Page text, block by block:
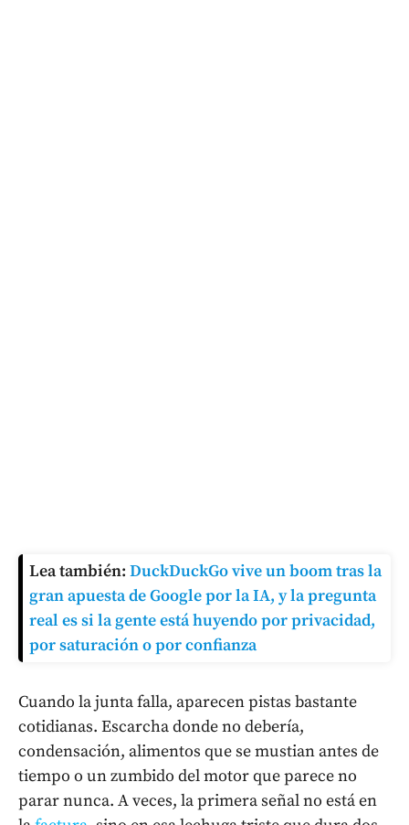
Lea también: DuckDuckGo vive un boom tras la
gran apuesta de Google por la IA, y la pregunta
real es si la gente está huyendo por privacidad,
por saturación o por confianza
Cuando la junta falla, aparecen pistas bastante
cotidianas. Escarcha donde no debería,
condensación, alimentos que se mustian antes de
tiempo o un zumbido del motor que parece no
parar nunca. A veces, la primera señal no está en